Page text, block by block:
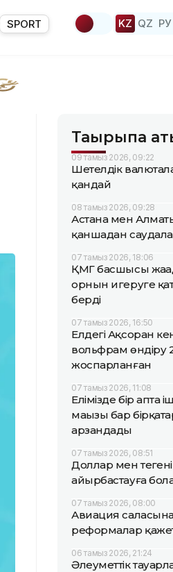
SPORT KZ QZ РУ
Тақырыпқа
09 тамыз 2026, 09:22
Шетелдік
қандай
08 тамыз 2026, 09:28
Астана мен
қаншадан
07 тамыз 2026, 18:06
ҚМГ басшысы
орнын игеруге
берді
07 тамыз 2026, 16:50
Елдегі Ақсоран
вольфрам өндіру
жоспарланған
07 тамыз 2026, 11:08
Елімізде бір апта
маңызы бар
арзандады
07 тамыз 2026, 08:51
Доллар мен
айырбастауға
07 тамыз 2026, 08:00
Авиация
реформалар
06 тамыз 2026, 21:24
Әлеуметтік